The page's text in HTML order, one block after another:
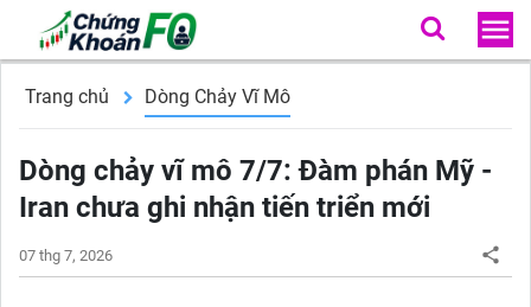
Trang chủ Dòng Chảy Vĩ Mô
Dòng chảy vĩ mô 7/7: Đàm phán Mỹ -
Iran chưa ghi nhận tiến triển mới
07 thg 7, 2026